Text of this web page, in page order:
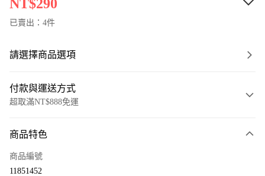
NT$290
已賣出：4件
請選擇商品選項
付款與運送方式
超取滿NT$888免運
信用卡一次付款
商品特色
商品編號
11851452